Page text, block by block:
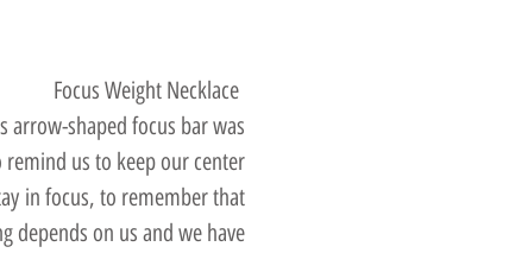
Focus Weight Necklace
arrow-shaped focus bar was
remind us to keep our center
in focus, to remember that
depends on us and we have